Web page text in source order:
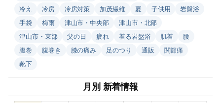
冷え
冷房 冷房対策 加茂繊維 夏 子供用
岩盤浴
手袋
梅雨 津山市・中央部
津山市・北部
津山市・東部
父の日 疲れ 着る岩盤浴 肌着
腰
腹巻
腹巻き 膝の痛み 足のつり 通販
関節痛
靴下
月別 新着情報